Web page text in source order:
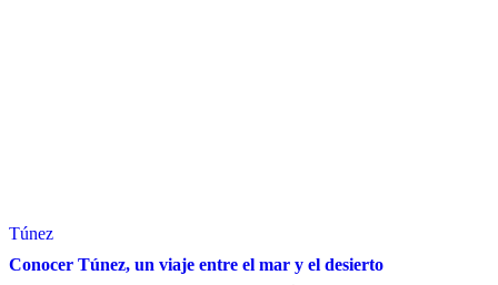
Túnez
Conocer Túnez, un viaje entre el mar y el desierto